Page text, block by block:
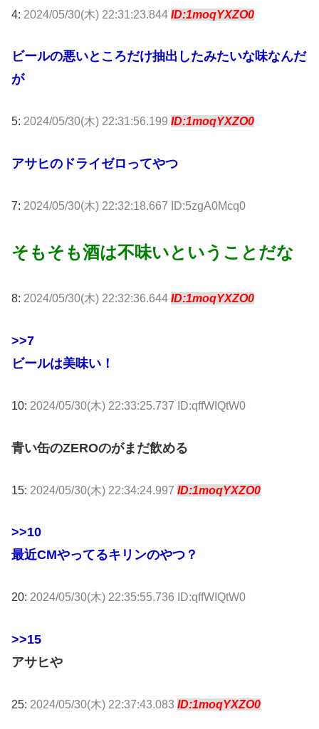
4: 2024/05/30(木) 22:31:23.844 ID:1moqYXZO0
ビールの悪いところだけ抽出したみたいな味なんだ
が
5: 2024/05/30(木) 22:31:56.199 ID:1moqYXZO0
アサヒのドライゼロってやつ
7: 2024/05/30(木) 22:32:18.667 ID:5zgA0Mcq0
そもそも酒は不味いということだな
8: 2024/05/30(木) 22:32:36.644 ID:1moqYXZO0
>>7
ビールは美味い！
10: 2024/05/30(木) 22:33:25.737 ID:qffWIQtW0
青い缶のZEROのがまだ飲める
15: 2024/05/30(木) 22:34:24.997 ID:1moqYXZO0
>>10
最近CMやってるキリンのやつ？
20: 2024/05/30(木) 22:35:55.736 ID:qffWIQtW0
>>15
アサヒや
25: 2024/05/30(木) 22:37:43.083 ID:1moqYXZO0